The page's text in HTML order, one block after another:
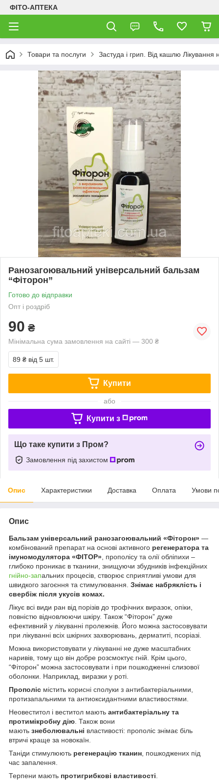
ФІТО-АПТЕКА
Товари та послуги Застуда і грип. Від кашлю
Ранозагоювальний універсальний бальзам
“Фіторон”
Готово до відправки
Опт і роздріб
90 ₴
Мінімальна сума замовлення на сайті — 300 ₴
89 ₴ від 5 шт.
Купити
або
Купити з
Що таке купити з Пром?
Замовлення під захистом
Опис Характеристики Доставка Оплата Умови
Опис
Бальзам універсальний ранозагоювальний «Фіторон» —
комбінований препарат на основі активного регенератора та
імуномодулятора «ФІТОР» , прополісу та олії обліпихи –
глибоко проникає в тканини, знищуючи збудників інфекційних
гнійно-запальних процесів, створює сприятливі умови для
швидкого загоєння та стимулювання. Знімає набряклість і
свербіж після укусів комах.
Лікує всі види ран від порізів до трофічних виразок, опіки,
повністю відновлюючи шкіру. Також “Фіторон” дуже
ефективний у лікуванні пролежнів. Його можна застосовувати
при лікуванні всіх шкірних захворювань, дерматиті, псоріазі.
Можна використовувати у лікуванні не дуже масштабних
наривів, тому що він добре розсмоктує гній. Крім цього,
“Фіторон” можна застосовувати і при пошкодженні слизової
оболонки. Наприклад, виразки у роті.
Прополіс містить корисні сполуки з антибактеріальними,
протизапальними та антиоксидантними властивостями.
Неовеститол і веститол мають антибактеріальну та
протимікробну дію . Також вони
мають знеболювальні властивості: прополіс знімає біль
втричі краще за новокаїн.
Таніди стимулюють регенерацію тканин , пошкоджених під
час запалення.
Терпени мають протигрибкові властивості